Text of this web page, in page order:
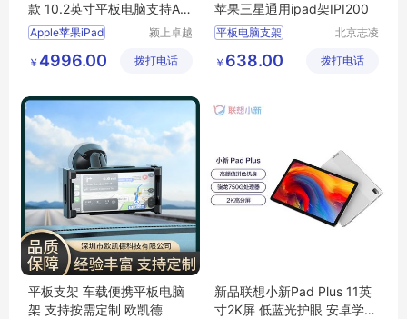
款 10.2英寸平板电脑支持Ap
ple pencil
Apple苹果iPad
颍上卓越
有限公司
￥ 4996.00 拨打电话
苹果三星通用ipad架IPI200
平板电脑支架
苹果IPAD支架
北京志凌
限公司
￥ 638.00 拨打电话
平板支架 车载便携平板电脑
架 支持按需定制 欧凯德
新品联想小新Pad Plus 11英
寸2K屏 低蓝光护眼 安卓学习